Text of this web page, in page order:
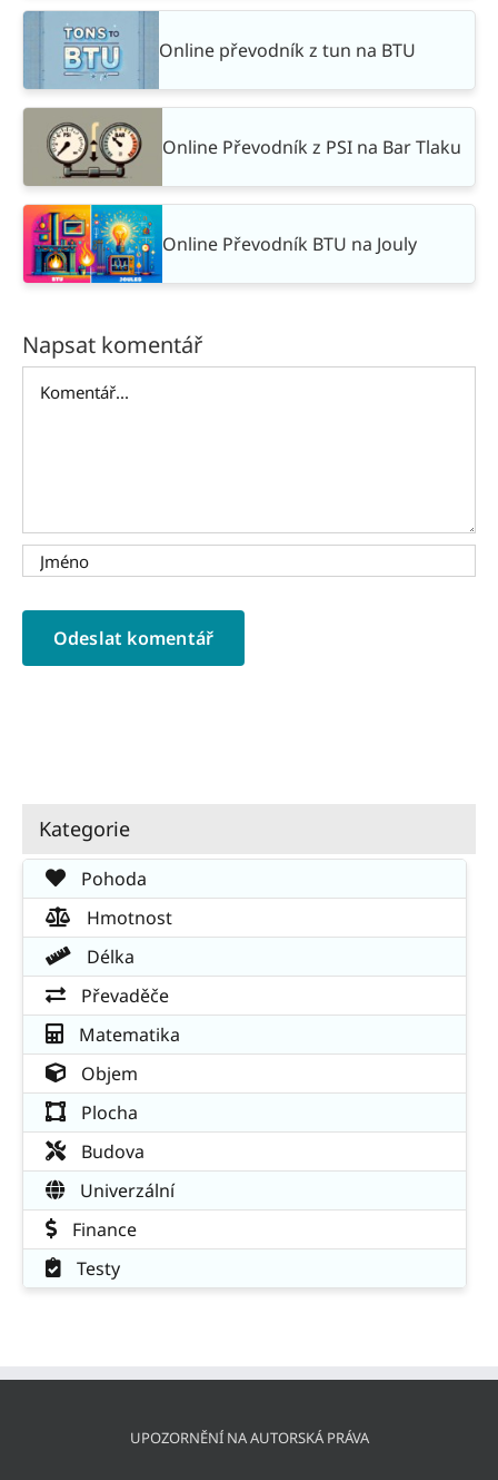
Online převodník z tun na BTU
Online Převodník z PSI na Bar Tlaku
Online Převodník BTU na Jouly
Napsat komentář
Komentář
Kategorie
Pohoda
Hmotnost
Délka
Převaděče
Matematika
Objem
Plocha
Budova
Univerzální
Finance
Testy
UPOZORNĚNÍ NA AUTORSKÁ PRÁVA